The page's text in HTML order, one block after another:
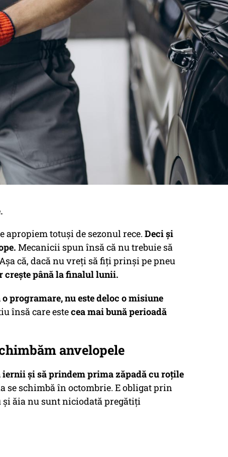
totuşi de sezonul rece. Deci şi
Mecanicii spun însă că nu trebuie să
că, dacă nu vreţi să fiţi prinşi pe pneu
creşte până la finalul lunii.
programare, nu este deloc o misiune
însă care estecea mai bună perioadă
anvelopele
iernii şi să prindem prima zăpadă cu roţile
se schimbă în octombrie. E obligat prin
şi ăia nu sunt niciodată pregătiţi